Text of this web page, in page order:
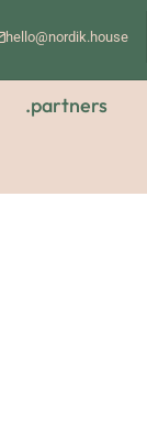
hello@nordik.house
.partners